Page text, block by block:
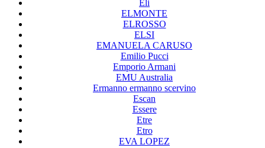
Eli
ELMONTE
ELROSSO
ELSI
EMANUELA CARUSO
Emilio Pucci
Emporio Armani
EMU Australia
Ermanno ermanno scervino
Escan
Essere
Etre
Etro
EVA LOPEZ